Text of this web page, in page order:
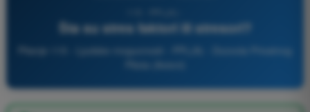
Šta su stres faktori ili stresori?